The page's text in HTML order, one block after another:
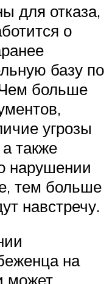
для отказа,
о
базу по
больше
угрозы
также
нарушении
тем больше
навстречу.
на
может